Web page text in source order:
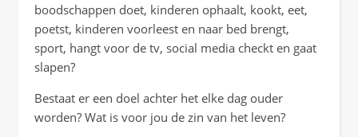
boodschappen doet, kinderen ophaalt, kookt, eet,
poetst, kinderen voorleest en naar bed brengt,
sport, hangt voor de tv, social media checkt en gaat
slapen?
Bestaat er een doel achter het elke dag ouder
worden? Wat is voor jou de zin van het leven?